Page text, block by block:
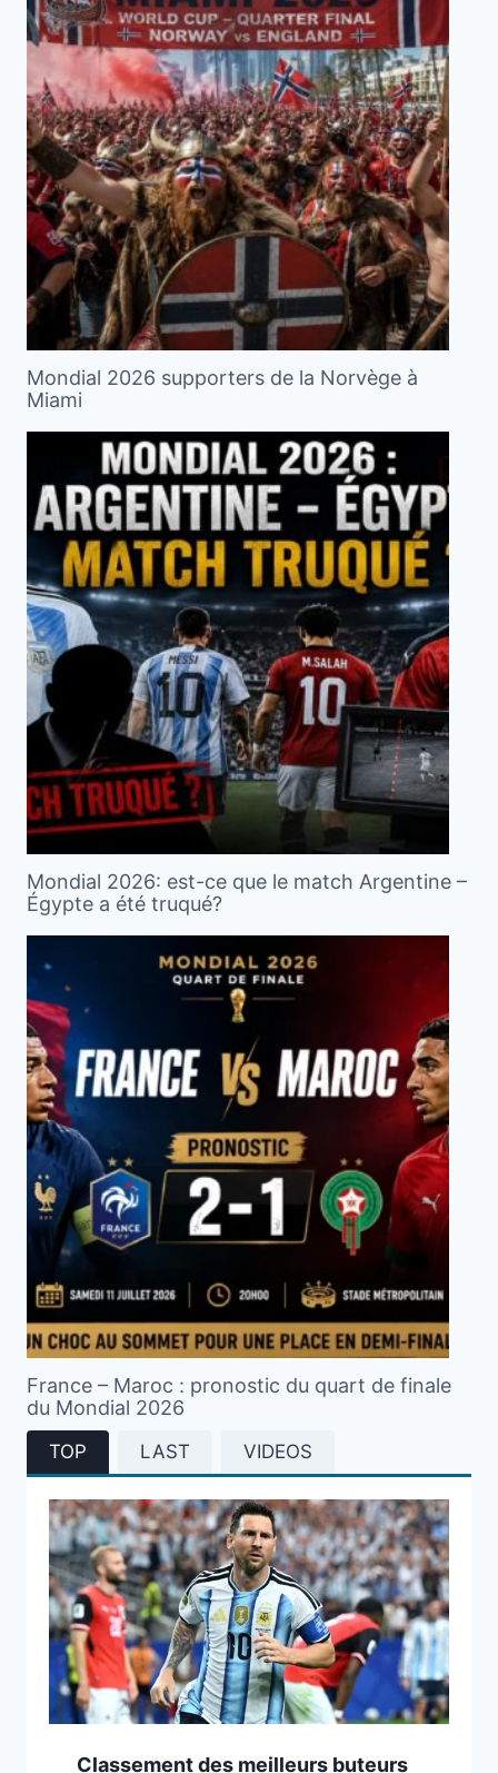
Mondial 2026 supporters de la Norvège à
Miami
Mondial 2026: est-ce que le match Argentine –
Égypte a été truqué?
France – Maroc : pronostic du quart de finale
du Mondial 2026
TOP LAST VIDEOS
Classement des meilleurs buteurs